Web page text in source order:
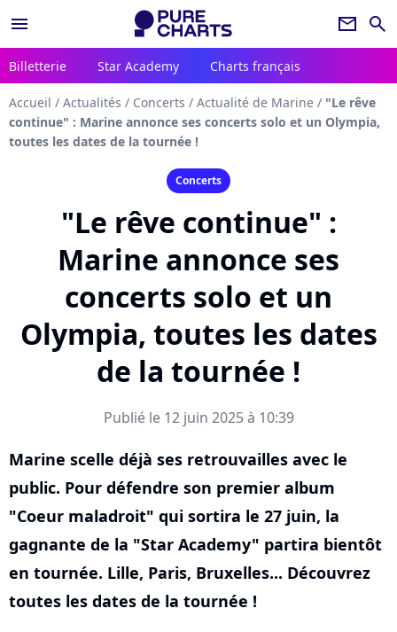
menu newsletter search
Billetterie Star Academy Charts français
Accueil / Actualités / Concerts / Actualité de Marine / "Le rêve
continue" : Marine annonce ses concerts solo et un Olympia,
toutes les dates de la tournée !
Concerts
"Le rêve continue" :
Marine annonce ses
concerts solo et un
Olympia, toutes les dates
de la tournée !
Publié le 12 juin 2025 à 10:39
Marine scelle déjà ses retrouvailles avec le
public. Pour défendre son premier album
"Coeur maladroit" qui sortira le 27 juin, la
gagnante de la "Star Academy" partira bientôt
en tournée. Lille, Paris, Bruxelles... Découvrez
toutes les dates de la tournée !